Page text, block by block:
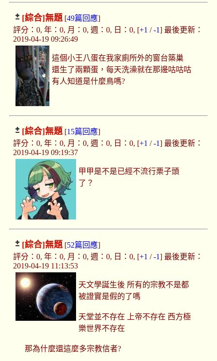
[綜合]無題[49篇回應]
評分：0, 年：0, 月：0, 週：0, 日：0, [+1 /-1] 最後更新：
2019-04-19 09:26:49
這個小王八蛋在我家廁所外的窗台築巢
還生了兩顆蛋，每天洗澡就在那邊咕咕咕
有人知道是什麼鳥嗎?
[綜合]無題[15篇回應]
評分：0, 年：0, 月：0, 週：0, 日：0, [+1 /-1] 最後更新：
2019-04-19 09:19:37
甲甲是不是已經不流行栗子頭
了？
[綜合]無題[52篇回應]
評分：0, 年：0, 月：0, 週：0, 日：0, [+1 /-1] 最後更新：
2019-04-19 11:13:53
天文學誕生後 所有的宗教不是都
被證實是假的了嗎
天堂並不存在 上帝不存在 西方極
樂世界不存在
那為什麼還這麼多宗教信者?